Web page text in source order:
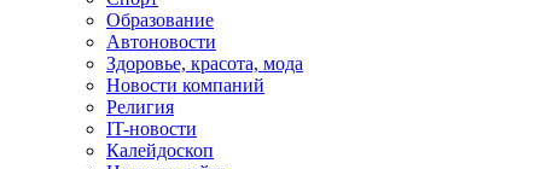
Образование
Автоновости
Здоровье, красота, мода
Новости компаний
Религия
IT-новости
Калейдоскоп